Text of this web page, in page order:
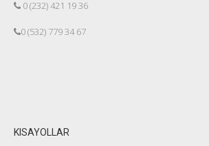
0 (232) 421 19 36
0 (532) 779 34 67
KISAYOLLAR